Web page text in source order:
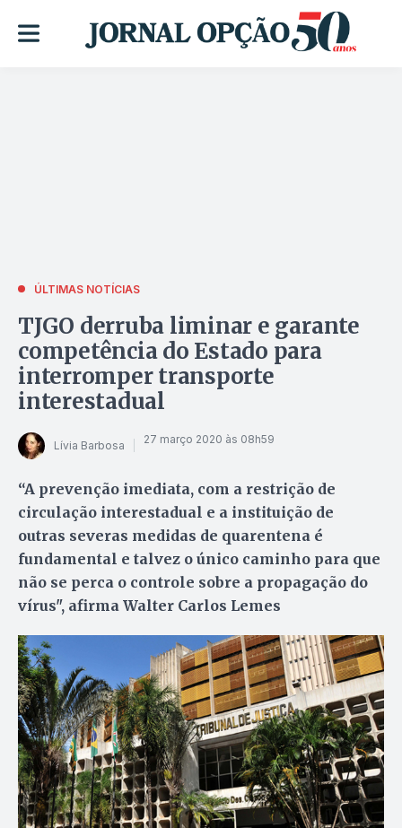
ÚLTIMAS NOTÍCIAS
TJGO derruba liminar e garante
competência do Estado para
interromper transporte
interestadual
Lívia Barbosa 27 março 2020 às 08h59
“A prevenção imediata, com a restrição de
circulação interestadual e a instituição de
outras severas medidas de quarentena é
fundamental e talvez o único caminho para que
não se perca o controle sobre a propagação do
vírus", afirma Walter Carlos Lemes